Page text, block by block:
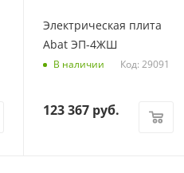
Электрическая плита
Abat ЭП-4ЖШ
В наличии Код: 29091
123 367руб.